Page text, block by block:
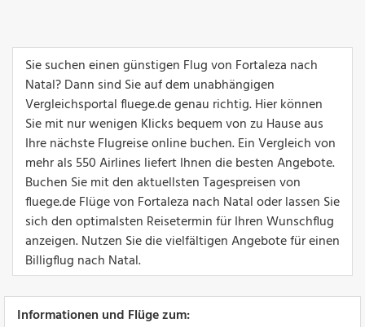
Sie suchen einen günstigen Flug von Fortaleza nach
Natal? Dann sind Sie auf dem unabhängigen
Vergleichsportal fluege.de genau richtig. Hier können
Sie mit nur wenigen Klicks bequem von zu Hause aus
Ihre nächste Flugreise online buchen. Ein Vergleich von
mehr als 550 Airlines liefert Ihnen die besten Angebote.
Buchen Sie mit den aktuellsten Tagespreisen von
fluege.de Flüge von Fortaleza nach Natal oder lassen Sie
sich den optimalsten Reisetermin für Ihren Wunschflug
anzeigen. Nutzen Sie die vielfältigen Angebote für einen
Billigflug nach Natal.
Informationen und Flüge zum: